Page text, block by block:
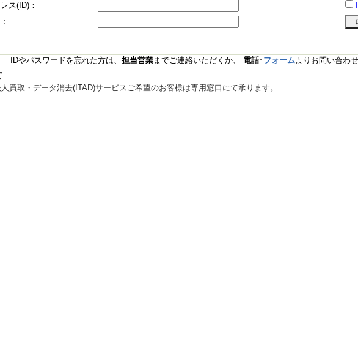
ス(ID)：
IDやパスワードを忘れた方は、 担当営業までご連絡いただくか、 電話･ フォームよりお問い合わせ
買取・データ消去(ITAD)サービスご希望のお客様は専用窓口にて承ります。